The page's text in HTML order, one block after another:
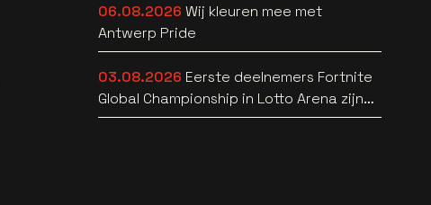
06.08.2026 Wij kleuren mee met
Antwerp Pride
03.08.2026 Eerste deelnemers Fortnite
Global Championship in Lotto Arena zijn
bekend